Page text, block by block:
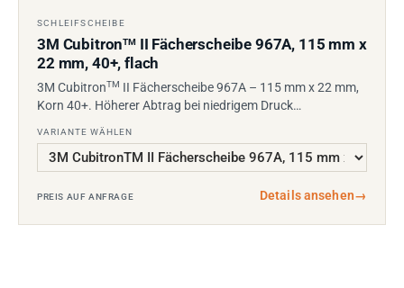
SCHLEIFSCHEIBE
3M CubitronTMII Fächerscheibe 967A, 115 mm x
22 mm, 40+, flach
3M CubitronTM II Fächerscheibe 967A – 115 mm x 22 mm,
Korn 40+. Höherer Abtrag bei niedrigem Druck…
VARIANTE WÄHLEN
PREIS AUF ANFRAGE Details ansehen→